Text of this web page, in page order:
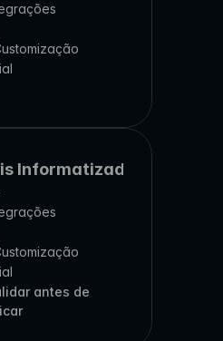
Informatizados
antes de